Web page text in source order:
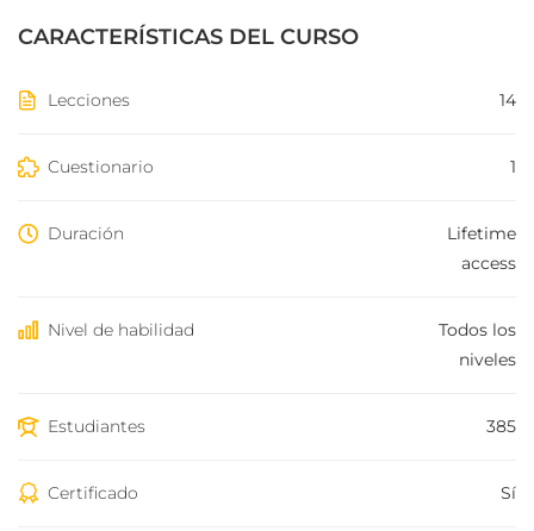
CARACTERÍSTICAS DEL CURSO
Lecciones 14
Cuestionario 1
Duración
Lifetime
access
Nivel de habilidad
Todos los
niveles
Estudiantes 385
Certificado Sí